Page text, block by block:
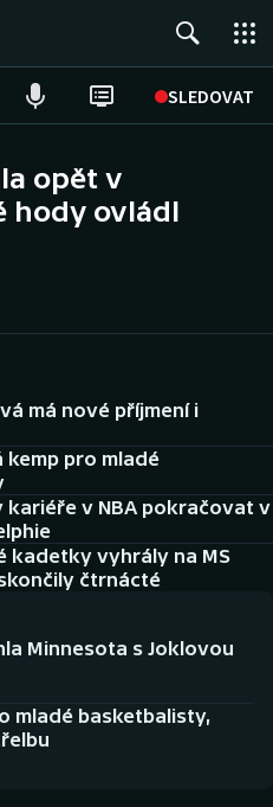
SLEDOVAT
opět v
hody ovládl
má nové příjmení i
kemp pro mladé
kariéře v NBA pokračovat v
kadetky vyhrály na MS
čtrnácté
Minnesota s Joklovou
mladé basketbalisty,